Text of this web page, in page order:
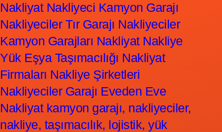
Nakliyat Nakliyeci Kamyon Garajı
Nakliyeciler Tır Garajı Nakliyeciler
Kamyon Garajları Nakliyat Nakliye
Yük Eşya Taşımacılığı Nakliyat
Firmaları Nakliye Şirketleri
Nakliyeciler Garajı Eveden Eve
Nakliyat kamyon garajı, nakliyeciler,
nakliye, taşımacılık, lojistik, yük